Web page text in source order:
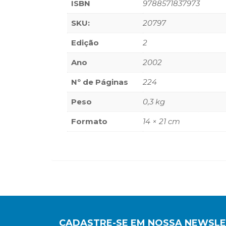
ISBN 9788571837973
SKU: 20797
Edição 2
Ano 2002
Nº de Páginas 224
Peso 0,3 kg
Formato 14 × 21 cm
CADASTRE-SE EM NOSSA